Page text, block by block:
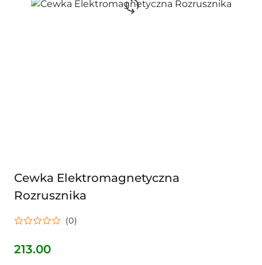
Cewka Elektromagnetyczna
Rozrusznika
(0)
Cena:
213.00